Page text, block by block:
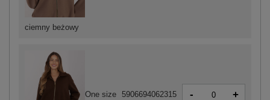
One size 5906694062315 - +
ciemny beżowy